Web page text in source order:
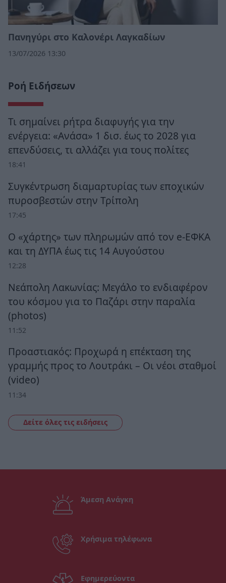
Πανηγύρι στο Καλονέρι Λαγκαδίων
13/07/2026 13:30
Ροή Ειδήσεων
Τι σημαίνει ρήτρα διαφυγής για την
ενέργεια: «Ανάσα» 1 δισ. έως το 2028 για
επενδύσεις, τι αλλάζει για τους πολίτες
18:41
Συγκέντρωση διαμαρτυρίας των εποχικών
πυροσβεστών στην Τρίπολη
17:45
Ο «χάρτης» των πληρωμών από τον e-ΕΦΚΑ
και τη ΔΥΠΑ έως τις 14 Αυγούστου
12:28
Νεάπολη Λακωνίας: Μεγάλο το ενδιαφέρον
του κόσμου για το Παζάρι στην παραλία
(photos)
11:52
Προαστιακός: Προχωρά η επέκταση της
γραμμής προς το Λουτράκι – Οι νέοι σταθμοί
(video)
11:34
Δείτε όλες τις ειδήσεις
Άμεση Ανάγκη
Χρήσιμα τηλέφωνα
Εφημερεύοντα